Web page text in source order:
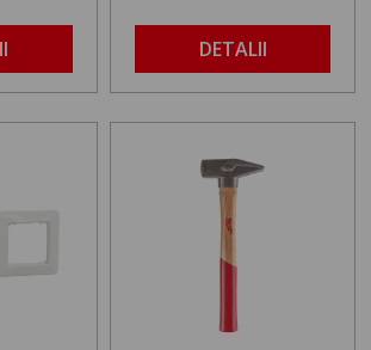
de 500
m
DETALII